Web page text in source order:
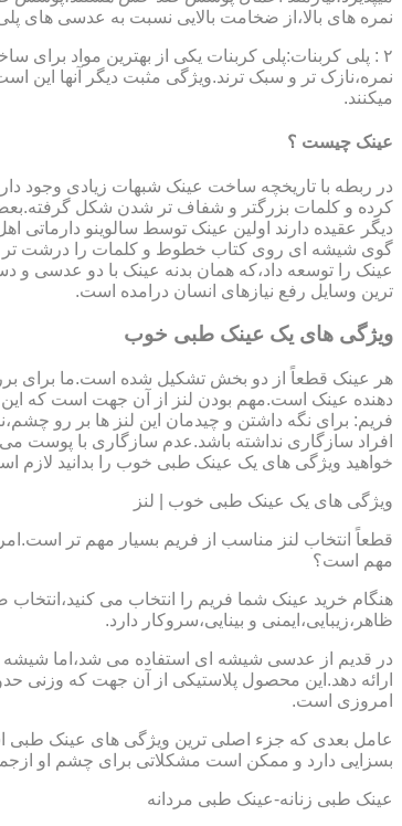
نمره های بالا،از ضخامت بالایی نسبت به عدسی های
۲ : پلی کربنات:پلی کربنات یکی از بهترین مواد
نمره،نازک تر و سبک ترند.ویژگی مثبت دیگر آنها این
میکنند.
عینک چیست ؟
در ربطه با تاریخچه ساخت عینک شبهات زیادی وجود
کرده و کلمات بزرگتر و شفاف تر شدن شکل
عینک را توسعه داد،که همان بدنه عینک با دو عدسی
ترین وسایل رفع نیازهای انسان درامده است.
ویژگی های یک عینک طبی خوب
هر عینک قطعاً از دو بخش تشکیل شده است.ما برای
دهنده عینک است.مهم بودن لنز از آن جهت است که
فریم: برای نگه داشتن و چیدمان این لنز ها بر رو
افراد سازگاری نداشته باشد.عدم سازگاری با پوست
خواهید ویژگی های یک عینک طبی خوب را بدانید لازم
ویژگی های یک عینک طبی خوب | لنز
قطعاً انتخاب لنز مناسب از فریم بسیار مهم تر
مهم است؟
هنگام خرید عینک شما فریم را انتخاب می
ظاهر،زیبایی،ایمنی و بینایی،سروکار دارد.
ارائه دهد.این محصول پلاستیکی از آن جهت که وزنی
امروزی است.
بسزایی دارد و ممکن است مشکلاتی برای چشم او
عینک طبی زنانه-عینک طبی مردانه